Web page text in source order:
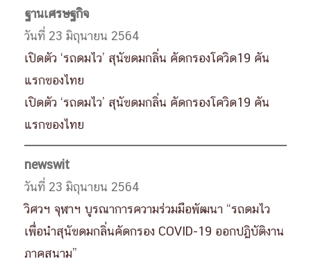
ฐานเศรษฐกิจ
วันที่ 23 มิถุนายน 2564
เปิดตัว ‘รถดมไว’ สุนัขดมกลิ่น คัดกรองโควิด19 คัน
แรกของไทย
เปิดตัว ‘รถดมไว’ สุนัขดมกลิ่น คัดกรองโควิด19 คัน
แรกของไทย
newswit
วันที่ 23 มิถุนายน 2564
วิศวฯ จุฬาฯ บูรณาการความร่วมมือพัฒนา “รถดมไว
เพื่อนำสุนัขดมกลิ่นคัดกรอง COVID-19 ออกปฏิบัติงาน
ภาคสนาม”